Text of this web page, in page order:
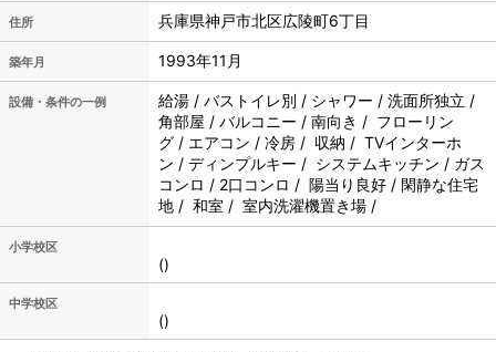
住所 兵庫県神戸市北区広陵町6丁目
築年月 1993年11月
設備・条件の一例
給湯 / バストイレ別 / シャワー / 洗面所独立 /
角部屋 / バルコニー / 南向き / フローリン
グ / エアコン / 冷房 / 収納 / TVインターホ
ン / ディンプルキー / システムキッチン / ガス
コンロ / 2口コンロ / 陽当り良好 / 閑静な住宅
地 / 和室 / 室内洗濯機置き場 /
小学校区
()
中学校区
()